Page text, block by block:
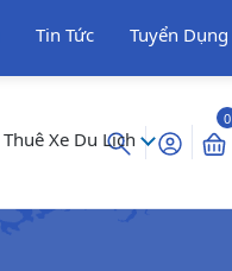
Tin Tức Tuyển Dụng
Thuê Xe Du Lịch
0